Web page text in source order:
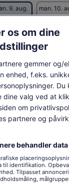
9. aug. man. 10.
Se billetter
denne side kan
(på engelsk)
om
indgang
før
os om dine
gemmer og/
enhed, f.eks.
Du
dine valg ved at
om
partnere og
behandler
til identifikation.
Tilpasset